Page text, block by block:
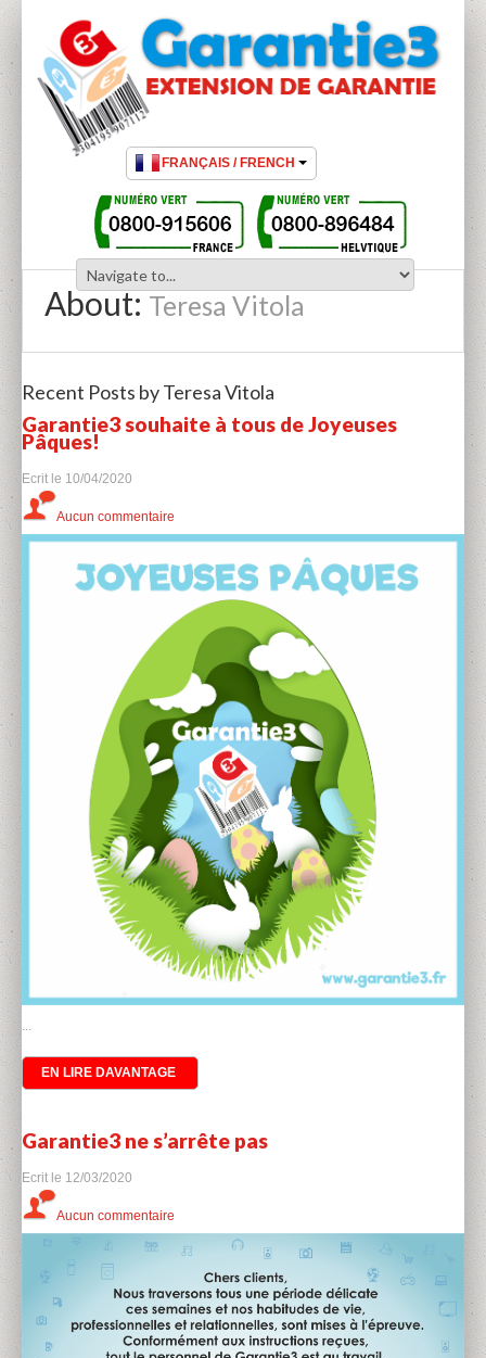
About:Teresa Vitola
Recent Posts by Teresa Vitola
Garantie3 souhaite à tous de Joyeuses
Pâques!
Ecrit le 10/04/2020
Aucun commentaire
EN LIRE DAVANTAGE
Garantie3 ne s’arrête pas
Ecrit le 12/03/2020
Aucun commentaire